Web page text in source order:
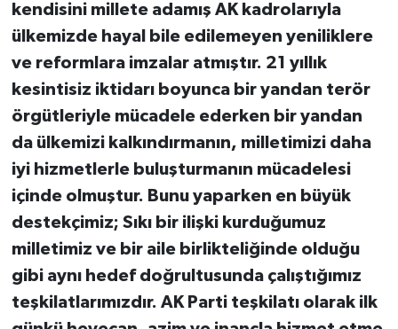
kendisini millete adamış AK kadrolarıyla
ülkemizde hayal bile edilemeyen yeniliklere
ve reformlara imzalar atmıştır. 21 yıllık
kesintisiz iktidarı boyunca bir yandan terör
örgütleriyle mücadele ederken bir yandan
da ülkemizi kalkındırmanın, milletimizi daha
iyi hizmetlerle buluşturmanın mücadelesi
içinde olmuştur. Bunu yaparken en büyük
destekçimiz; Sıkı bir ilişki kurduğumuz
milletimiz ve bir aile birlikteliğinde olduğu
gibi aynı hedef doğrultusunda çalıştığımız
teşkilatlarımızdır. AK Parti teşkilatı olarak ilk